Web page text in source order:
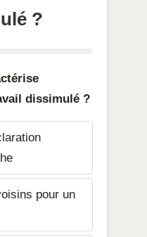
?
dissimulé ?
pour un